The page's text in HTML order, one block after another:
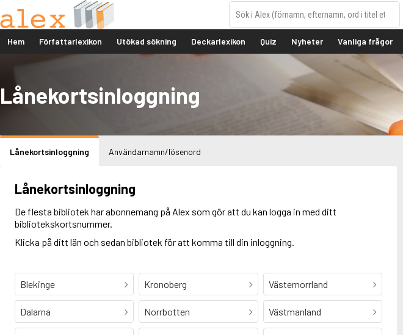
Hem Författarlexikon Utökad sökning Deckarlexikon Quiz Nyheter Vanliga frågor
Lånekortsinloggning
Lånekortsinloggning Användarnamn/lösenord
Lånekortsinloggning
De flesta bibliotek har abonnemang på Alex som gör att du kan logga in med ditt
bibliotekskortsnummer.
Klicka på ditt län och sedan bibliotek för att komma till din inloggning.
Blekinge
Dalarna
Kronoberg
Norrbotten
Västernorrland
Västmanland